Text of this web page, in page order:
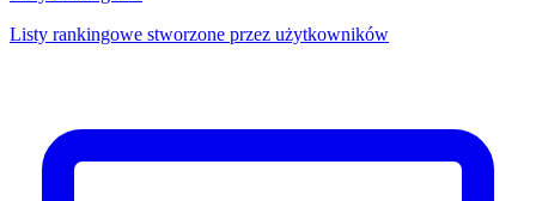
Listy rankingowe stworzone przez użytkowników